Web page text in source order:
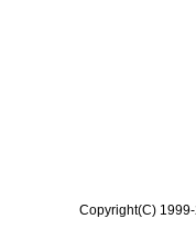
Copyright(C)